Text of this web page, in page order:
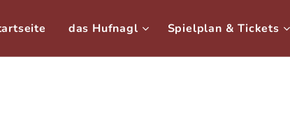
das Hufnagl Spielplan & Tickets